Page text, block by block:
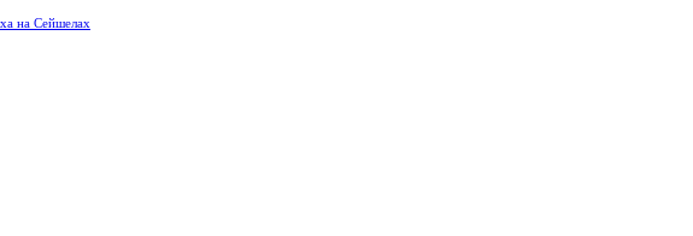
на Сейшелах